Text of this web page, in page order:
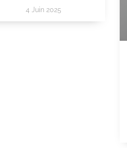
4 Juin 2025